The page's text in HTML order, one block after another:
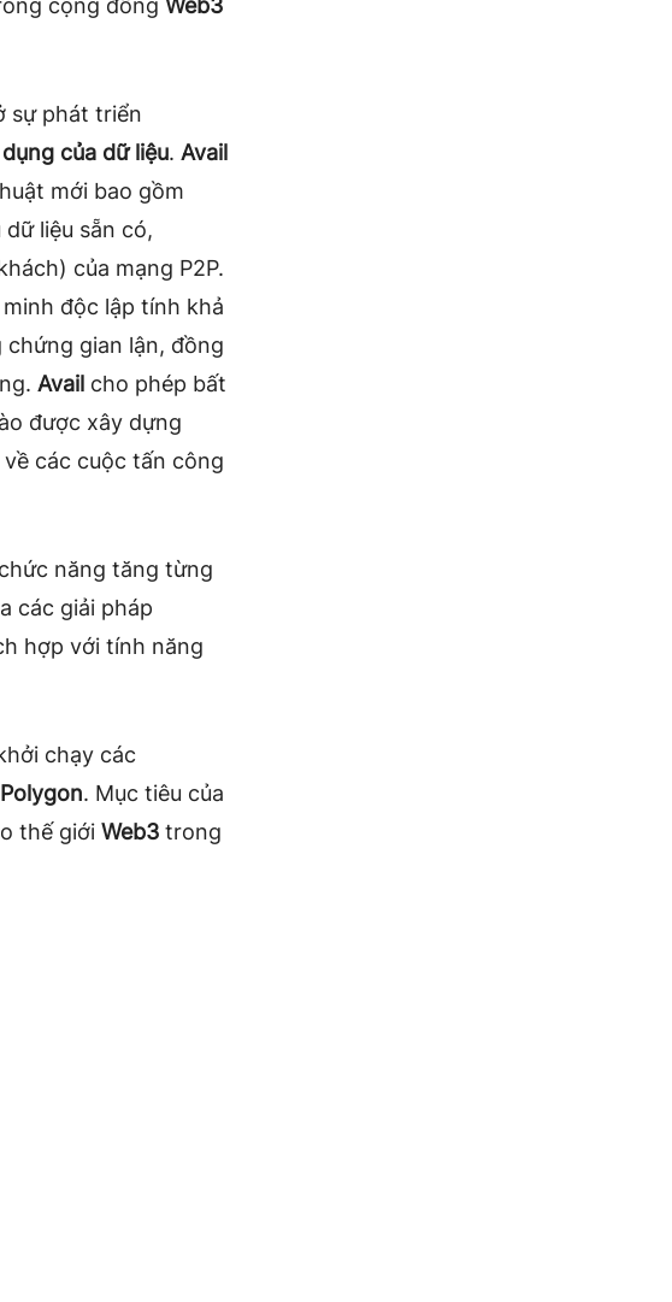
cộng đồng Web3
sự phát triển
của dữ liệu. Avail
mới bao gồm
liệu sẵn có,
của mạng P2P.
độc lập tính khả
chứng gian lận, đồng
Avail cho phép bất
được xây dựng
các cuộc tấn công
năng tăng từng
các giải pháp
hợp với tính năng
chạy các
Polygon. Mục tiêu của
thế giới Web3 trong